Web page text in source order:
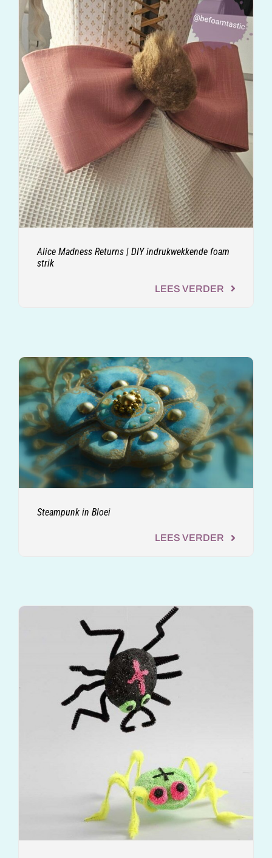
Alice Madness Returns | DIY indrukwekkende foam
strik
LEES VERDER
Steampunk in Bloei
LEES VERDER